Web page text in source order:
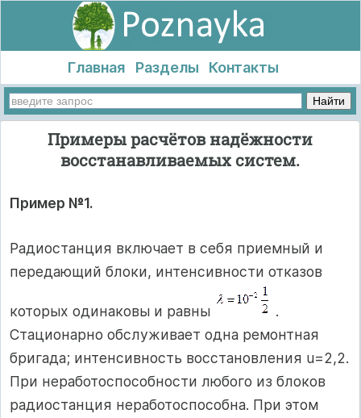
Главная Разделы Контакты
Примеры расчётов надёжности
восстанавливаемых систем.
Пример №1.
Радиостанция включает в себя приемный и
передающий блоки, интенсивности отказов
которых одинаковы и равны
.
Стационарно обслуживает одна ремонтная
бригада; интенсивность восстановления u=2,2.
При неработоспособности любого из блоков
радиостанция неработоспособна. При этом